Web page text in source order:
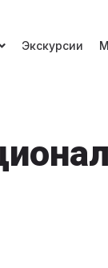
Экскурсии